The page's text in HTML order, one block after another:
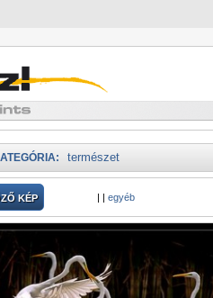
természet
KÉP | | egyéb